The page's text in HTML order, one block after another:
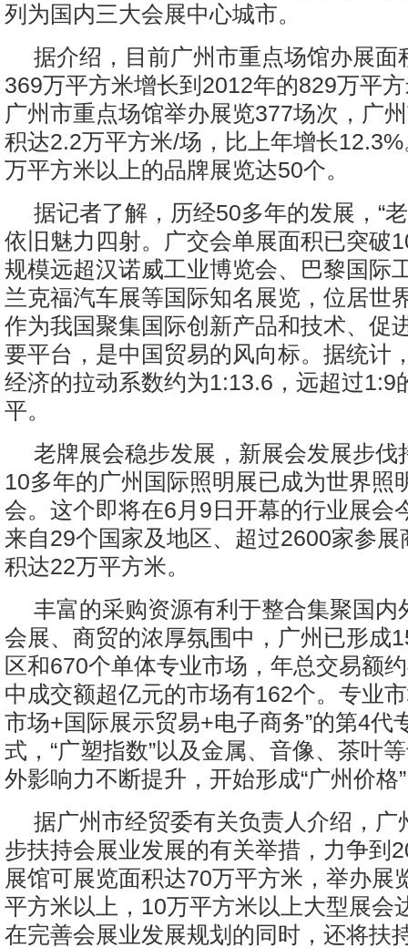
列为国内三大会展中心城市。
据介绍，目前广州市重点场馆办展面
369万平方米增长到2012年的829万平
广州市重点场馆举办展览377场次，广
积达2.2万平方米/场，比上年增长
万平方米以上的品牌展览达50个。
据记者了解，历经50多年的发展，“
依旧魅力四射。广交会单展面积已突破
规模远超汉诺威工业博览会、巴黎国际
兰克福汽车展等国际知名展览，位居世
作为我国聚集国际创新产品和技术、促
要平台，是中国贸易的风向标。据统计
经济的拉动系数约为1:13.6，远超过1:9
平。
老牌展会稳步发展，新展会发展步伐
10多年的广州国际照明展已成为世界照
会。这个即将在6月9日开幕的行业展会
来自29个国家及地区、超过2600家参
积达22万平方米。
丰富的采购资源有利于整合集聚国内
会展、商贸的浓厚氛围中，广州已形成
区和670个单体专业市场，年总交易额
中成交额超亿元的市场有162个。专业
市场+国际展示贸易+电子商务”的第4代
式，“广塑指数”以及金属、音像、茶叶
外影响力不断提升，开始形成“广州价格
据广州市经贸委有关负责人介绍，广
步扶持会展业发展的有关举措，力争到
展馆可展览面积达70万平方米，举办展
平方米以上，10万平方米以上大型展会
在完善会展业发展规划的同时，还将扶